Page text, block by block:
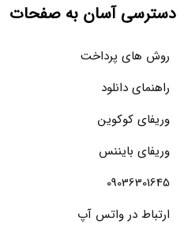
دسترسی آسان به صفحات
روش های پرداخت
راهنمای دانلود
وریفای کوکوین
وریفای بایننس
09036301645
ارتباط در واتس آپ